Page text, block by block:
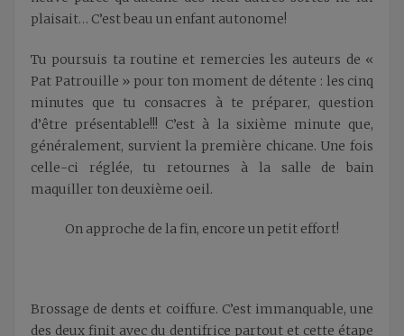
plaisait… C’est beau un enfant autonome!
Tu poursuis ta routine et remercies les auteurs de «
Pat Patrouille » pour ton moment de détente : les cinq
minutes que tu consacres à te préparer, question
d’être présentable!!! C’est à la sixième minute que,
généralement, survient la première chicane. Une fois
celle-ci réglée, tu retournes à la salle de bain
maquiller ton deuxième oeil.
On approche de la fin, encore un petit effort!
Brossage de dents et coiffure. C’est immanquable, une
des deux finit avec du dentifrice partout et cette étape